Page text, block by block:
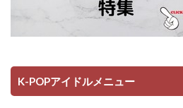
K-POPアイドルメニュー